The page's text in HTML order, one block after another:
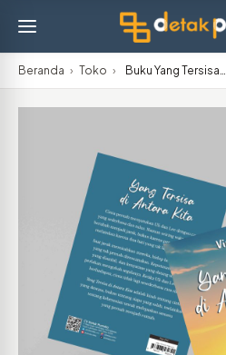
Beranda › Toko › Buku Yang Tersisa…